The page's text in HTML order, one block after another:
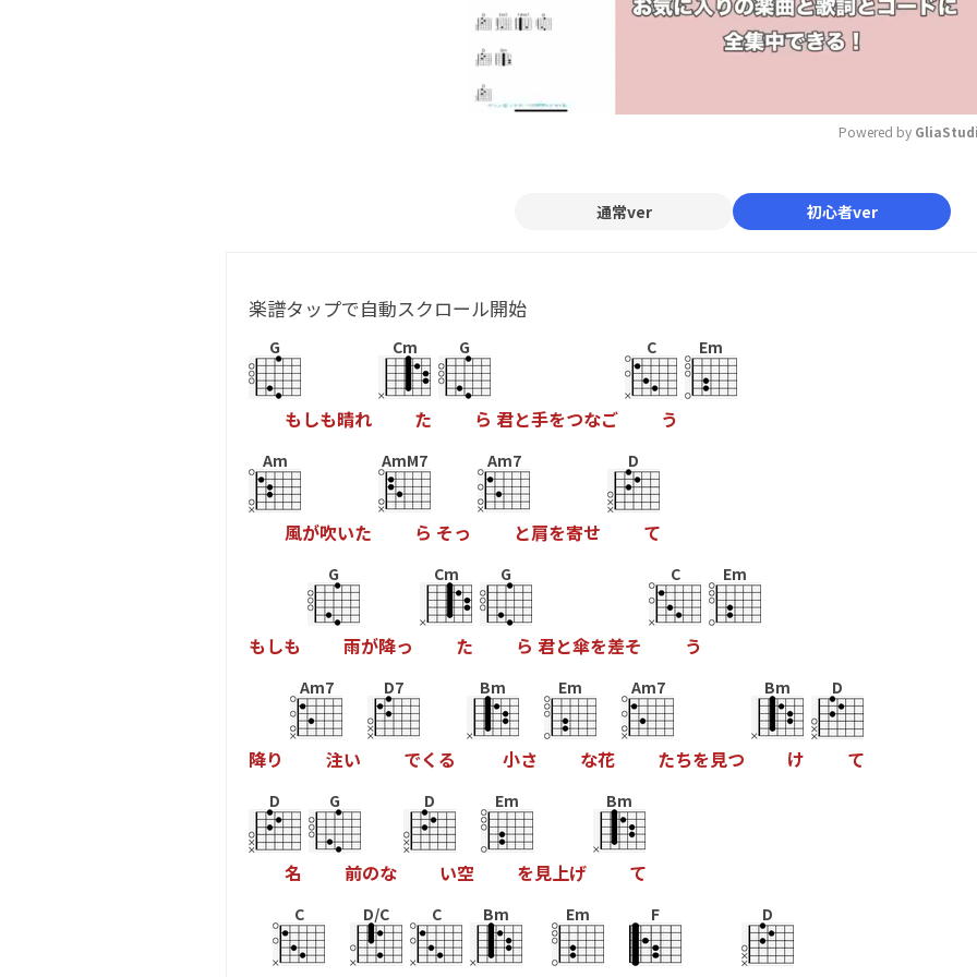
Mute
Powered by
通常ver 初心者ver
楽譜タップで自動スクロール開始
G
もしも晴れ
Cm
た
G
ら 君と手をつなご
C
う
Em
Am
風が吹いた
AmM7
ら そっ
Am7
と肩を寄せ
D
て
もしも
G
雨が降っ
Cm
た
G
ら 君と傘を差そ
C
う
Em
降り
Am7
注い
D7
でく る
Bm
小さ
Em
な花
Am7
たちを見つ
Bm
け
D
て
D
名
G
前のな
D
い空
Em
を見上げ
Bm
て
C D/C C Bm Em F D